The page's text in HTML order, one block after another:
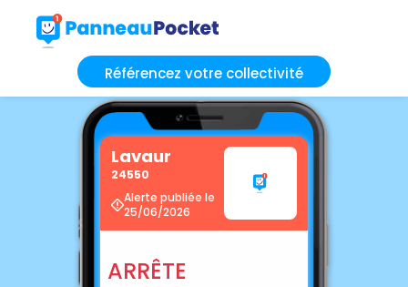
Référencez votre collectivité
Lavaur
24550
Alerte publiée le
25/06/2026
ARRÊTE